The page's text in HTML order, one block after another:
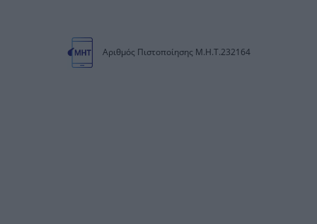
Αριθμός Πιστοποίησης Μ.Η.Τ.232164